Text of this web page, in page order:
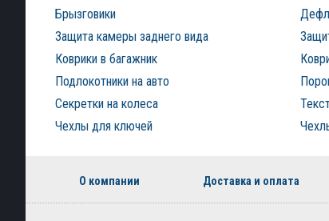
Брызговики
Защита камеры заднего вида
Коврики в багажник
Подлокотники на авто
Секретки на колеса
Чехлы для ключей
О компании Доставка и оплата